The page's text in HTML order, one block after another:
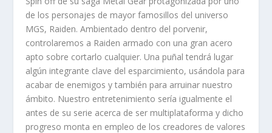
de los personajes de mayor famosillos del universo
MGS, Raiden. Ambientado dentro del porvenir,
controlaremos a Raiden armado con una gran acero
apto sobre cortarlo cualquier. Una puñal tendrá lugar
algún integrante clave del esparcimiento, usándola para
acabar de enemigos y también para arruinar nuestro
ámbito. Nuestro entretenimiento serí­a igualmente el
antes de su serie acerca de ser multiplataforma y dicho
progreso monta en empleo de los creadores de valores